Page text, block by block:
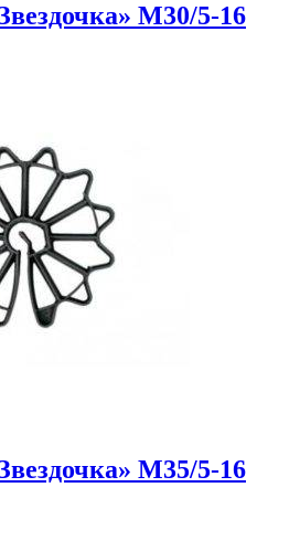
М30/5-16
М35/5-16